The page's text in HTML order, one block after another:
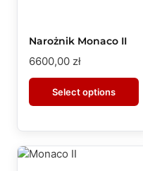
Narożnik Monaco II
6600,00 zł
Select options